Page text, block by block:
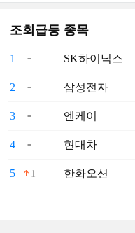
조회급등 종목
1 SK하이닉스
2 삼성전자
3 엔케이
4 현대차
5 1 한화오션